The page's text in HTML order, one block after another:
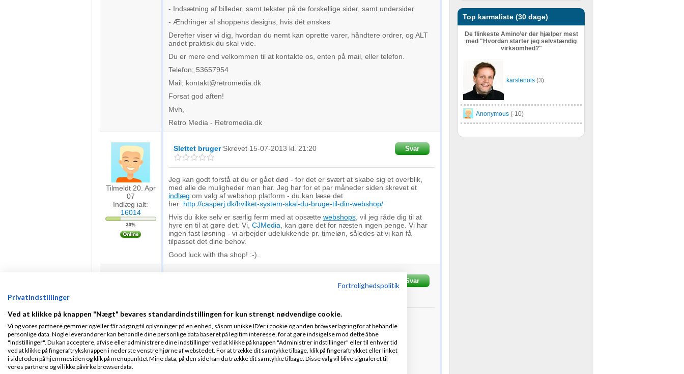
Fortrolighedspolitik
Privatindstillinger
Ved at klikke på knappen "Nægt" bevares standardindstillingen for kun strengt nødvendige cookie.
Vi og vores partnere gemmer og/eller får adgang til oplysninger på en enhed, såsom unikke ID'er i cookie og anden browserlagring for at behandle
personlige data. Nogle leverandører kan behandle dine personlige data baseret på legitim interesse, for at gøre indsigelse mod dette åbne
"Indstillinger". Du kan acceptere, afvise eller administrere dine indstillinger ved at klikke på knappen "Administrer indstillinger" eller til enhver tid
ved at klikke på fingeraftryksknappen i nederste venstre hjørne af webstedet. For at trække dit samtykke tilbage, klik på fingeraftrykket eller linket
i sidefoden på hjemmesiden og klik på menupunktet Mine data, på den side kan du trække dit samtykke tilbage. Disse valg vil blive signaleret til
vores partnere og vil ikke påvirke browserdata.
- Indsætning af billeder, samt tekster på de forskellige sider, samt undersider
- Ændringer af shoppens designs, hvis dét ønskes
Derefter viser vi dig, hvordan du nemt kan oprette varer, håndtere ordrer, og ALT
andet praktisk du skal vide.
Du er mere end velkommen til at kontakte os, enten på mail, eller telefon.
Telefon; 53657954
Mail; kontakt@retromedia.dk
Forsat god aften!
Mvh,
Retro Media - Retromedia.dk
Tilmeldt 20. Apr
07
Indlæg ialt:
16014
Slettet bruger Skrevet 15-07-2013 kl. 21:20 Svar
Jeg kan godt forstå at du er gået død - for det er svært at skabe sig et overblik,
med alle de muligheder man har. Jeg har for et par måneder siden skrevet et
indlæg om valg af webshop platform - du kan læse det
her: http://casperj.dk/hvilket-system-skal-du-bruge-til-din-webshop/
Hvis du ikke selv er særlig ferm med at opsætte webshops, vil jeg råde dig til at
hyre en til at gøre det. Vi, CJMedia , kan gøre det for næsten ingen penge. Vi har
ingen fast løsning - vi arbejder udelukkende pr. timeløn, således at vi kan få
tilpasset det dine behov.
Good luck with tha shop! :-).
Tilmeldt 8. Jan
11
Indlæg ialt:89
Svar
Jeg har sendt dig PM.
Venlig hilsen
Karsten
havde overs...
Top karmaliste (30 dage)
De flinkeste Amino’er der hjælper mest
med "Hvordan starter jeg selvstændig
virksomhed?"
karstenols (3)
Anonymous (-10)